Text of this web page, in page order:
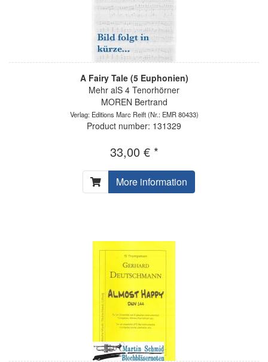
A Fairy Tale (5 Euphonien)
Mehr alS 4 Tenorhörner
MOREN Bertrand
Verlag: Editions Marc Reift(Nr.: EMR 80433)
Product number: 131329
33,00 € *
More information